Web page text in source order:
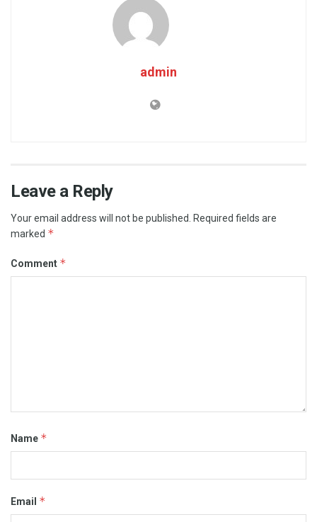
admin
Leave a Reply
Your email address will not be published.
Required fields are
marked *
Comment *
Name *
Email *